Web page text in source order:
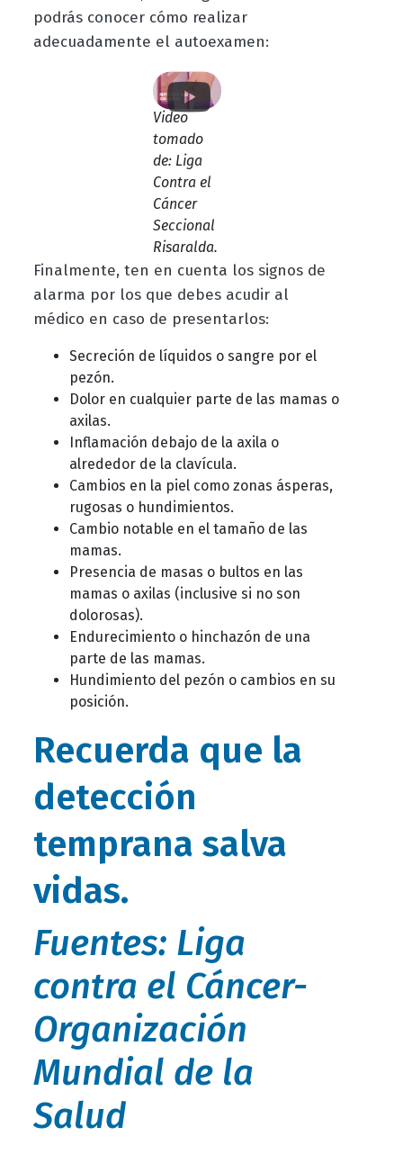
podrás conocer cómo realizar
adecuadamente el autoexamen:
Video
tomado
de: Liga
Contra el
Cáncer
Seccional
Risaralda.
Finalmente, ten en cuenta los signos de
alarma por los que debes acudir al
médico en caso de presentarlos:
Secreción de líquidos o sangre por el
pezón.
Dolor en cualquier parte de las mamas o
axilas.
Inflamación debajo de la axila o
alrededor de la clavícula.
Cambios en la piel como zonas ásperas,
rugosas o hundimientos.
Cambio notable en el tamaño de las
mamas.
Presencia de masas o bultos en las
mamas o axilas (inclusive si no son
dolorosas).
Endurecimiento o hinchazón de una
parte de las mamas.
Hundimiento del pezón o cambios en su
posición.
Recuerda que la
detección
temprana salva
vidas.
Fuentes: Liga
contra el Cáncer-
Organización
Mundial de la
Salud